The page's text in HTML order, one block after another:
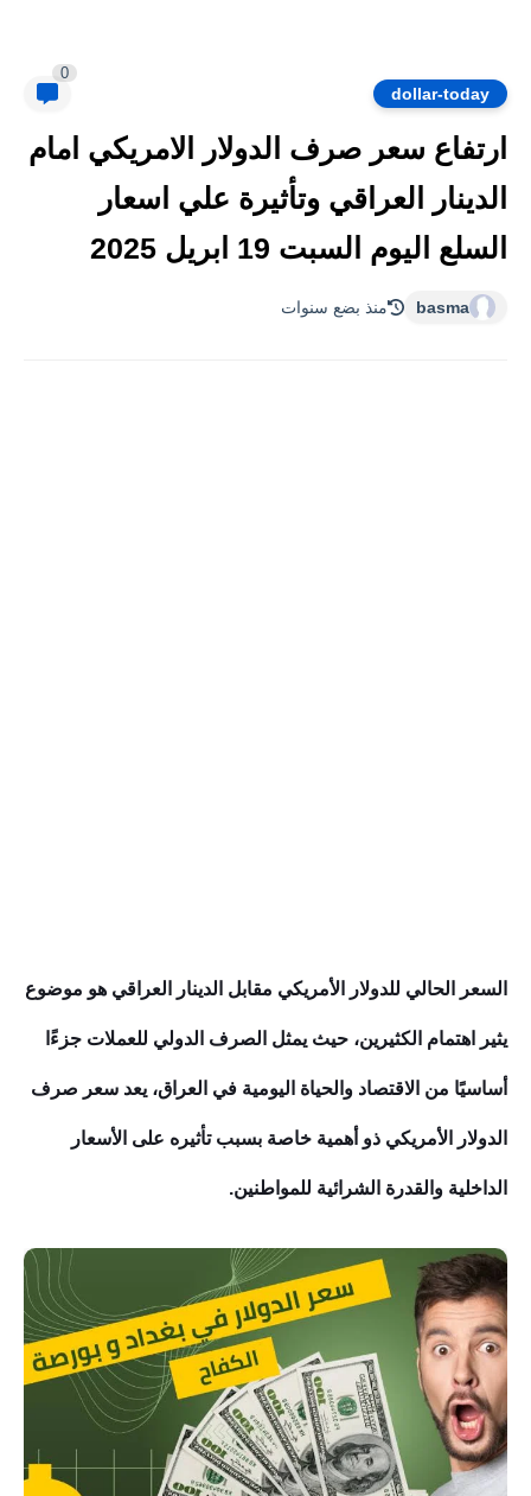
dollar-today
0
ارتفاع سعر صرف الدولار الامريكي امام
الدينار العراقي وتأثيرة علي اسعار
السلع اليوم السبت 19 ابريل 2025
basma منذ بضع سنوات
لسعر الحالي للدولار الأمريكي مقابل الدينار العراقي هو موضوع
يثير اهتمام الكثيرين، حيث يمثل الصرف الدولي للعملات جزءًا
أساسيًا من الاقتصاد والحياة اليومية في العراق، يعد سعر صرف
الدولار الأمريكي ذو أهمية خاصة بسبب تأثيره على الأسعار
الداخلية والقدرة الشرائية للمواطنين.